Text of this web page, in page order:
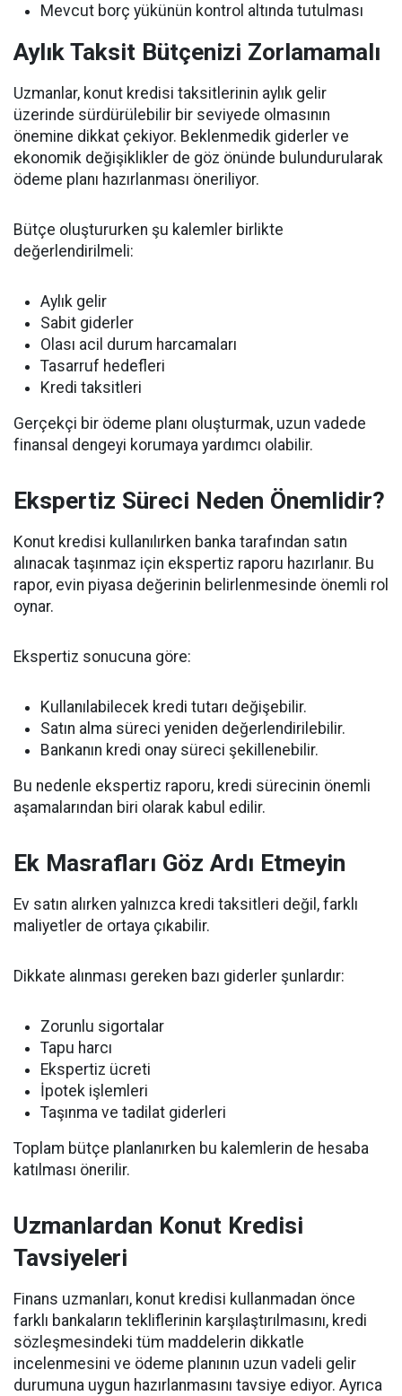
Mevcut borç yükünün kontrol altında tutulması
Aylık Taksit Bütçenizi Zorlamamalı
Uzmanlar, konut kredisi taksitlerinin aylık gelir
üzerinde sürdürülebilir bir seviyede olmasının
önemine dikkat çekiyor. Beklenmedik giderler ve
ekonomik değişiklikler de göz önünde bulundurularak
ödeme planı hazırlanması öneriliyor.
Bütçe oluştururken şu kalemler birlikte
değerlendirilmeli:
Aylık gelir
Sabit giderler
Olası acil durum harcamaları
Tasarruf hedefleri
Kredi taksitleri
Gerçekçi bir ödeme planı oluşturmak, uzun vadede
finansal dengeyi korumaya yardımcı olabilir.
Ekspertiz Süreci Neden Önemlidir?
Konut kredisi kullanılırken banka tarafından satın
alınacak taşınmaz için ekspertiz raporu hazırlanır. Bu
rapor, evin piyasa değerinin belirlenmesinde önemli rol
oynar.
Ekspertiz sonucuna göre:
Kullanılabilecek kredi tutarı değişebilir.
Satın alma süreci yeniden değerlendirilebilir.
Bankanın kredi onay süreci şekillenebilir.
Bu nedenle ekspertiz raporu, kredi sürecinin önemli
aşamalarından biri olarak kabul edilir.
Ek Masrafları Göz Ardı Etmeyin
Ev satın alırken yalnızca kredi taksitleri değil, farklı
maliyetler de ortaya çıkabilir.
Dikkate alınması gereken bazı giderler şunlardır:
Zorunlu sigortalar
Tapu harcı
Ekspertiz ücreti
İpotek işlemleri
Taşınma ve tadilat giderleri
Toplam bütçe planlanırken bu kalemlerin de hesaba
katılması önerilir.
Uzmanlardan Konut Kredisi
Tavsiyeleri
Finans uzmanları, konut kredisi kullanmadan önce
farklı bankaların tekliflerinin karşılaştırılmasını, kredi
sözleşmesindeki tüm maddelerin dikkatle
incelenmesini ve ödeme planının uzun vadeli gelir
durumuna uygun hazırlanmasını tavsiye ediyor. Ayrıca